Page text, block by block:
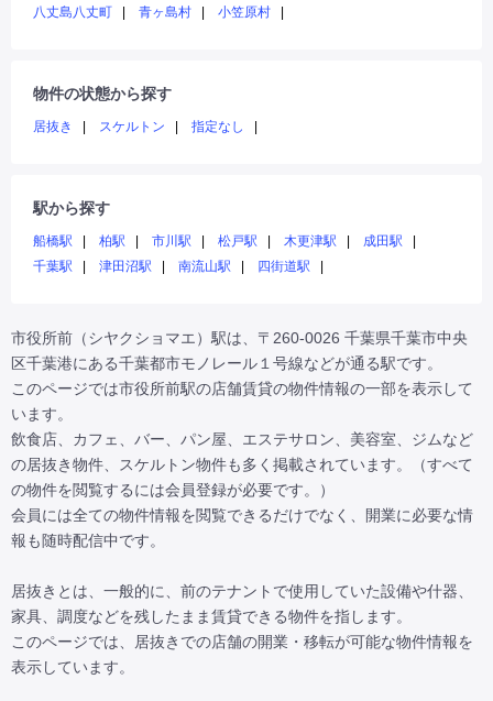
八丈島八丈町
青ヶ島村 小笠原村
物件の状態から探す
居抜き スケルトン 指定なし
駅から探す
船橋駅 柏駅 市川駅 松戸駅 木更津駅
成田駅
千葉駅
津田沼駅 南流山駅 四街道駅
市役所前（シヤクショマエ）駅は、〒260-0026 千葉県千葉市中央
区千葉港にある千葉都市モノレール１号線などが通る駅です。
このページでは市役所前駅の店舗賃貸の物件情報の一部を表示して
います。
飲食店、カフェ、バー、パン屋、エステサロン、美容室、ジムなど
の居抜き物件、スケルトン物件も多く掲載されています。（すべて
の物件を閲覧するには会員登録が必要です。）
会員には全ての物件情報を閲覧できるだけでなく、開業に必要な情
報も随時配信中です。
居抜きとは、一般的に、前のテナントで使用していた設備や什器、
家具、調度などを残したまま賃貸できる物件を指します。
このページでは、居抜きでの店舗の開業・移転が可能な物件情報を
表示しています。